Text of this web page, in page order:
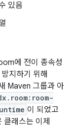
있음
에 전이 종속성
지하기 위해
Maven 그룹과 아
이 되었고
클래스는 이제